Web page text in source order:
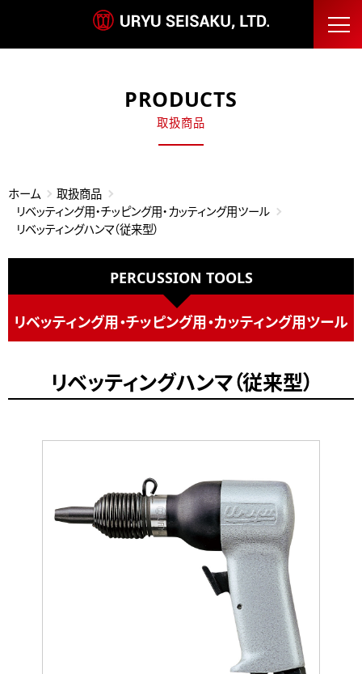
PRODUCTS
取扱商品
ホーム
取扱商品
リベッティング用・チッピング用・カッティング用ツール
リベッティングハンマ（従来型）
PERCUSSION TOOLS
リベッティング用・チッピング用・カッティング用ツール
リベッティングハンマ（従来型）